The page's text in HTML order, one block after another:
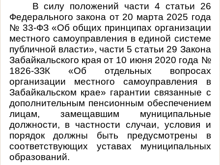
В силу положений части 4 статьи 26
Федерального закона от 20 марта 2025 года
№ 33-ФЗ «Об общих принципах организации
местного самоуправления в единой системе
публичной власти», части 5 статьи 29 Закона
Забайкальского края от 10 июня 2020 года №
1826-ЗЗК «Об отдельных вопросах
организации местного самоуправления в
Забайкальском крае» гарантии связанные с
дополнительным пенсионным обеспечением
лицам, замещавшим муниципальные
должности, в частности случаи, условия и
порядок должны быть предусмотрены в
соответствующих уставах муниципальных
образований.